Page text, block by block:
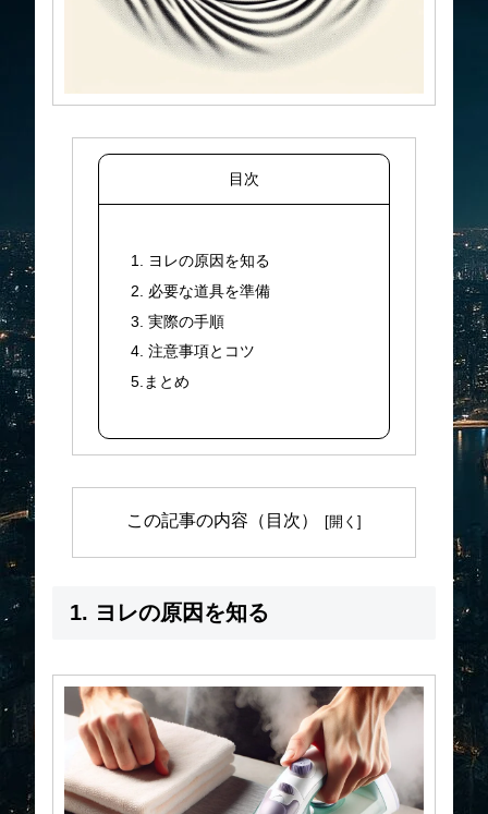
目次
1. ヨレの原因を知る
2. 必要な道具を準備
3. 実際の手順
4. 注意事項とコツ
5.まとめ
この記事の内容（目次）
1. ヨレの原因を知る